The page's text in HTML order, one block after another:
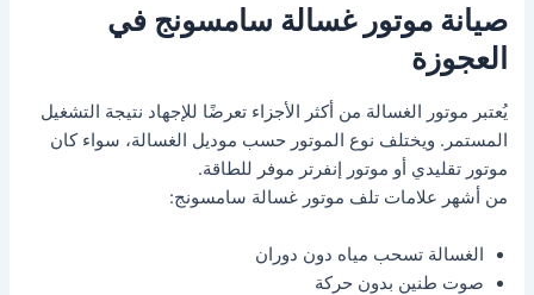
صيانة موتور غسالة سامسونج في
العجوزة
يُعتبر موتور الغسالة من أكثر الأجزاء تعرضًا للإجهاد نتيجة التشغيل
المستمر. ويختلف نوع الموتور حسب موديل الغسالة، سواء كان
موتور تقليدي أو موتور إنفرتر موفر للطاقة.
من أشهر علامات تلف موتور غسالة سامسونج:
الغسالة تسحب مياه دون دوران
صوت طنين بدون حركة